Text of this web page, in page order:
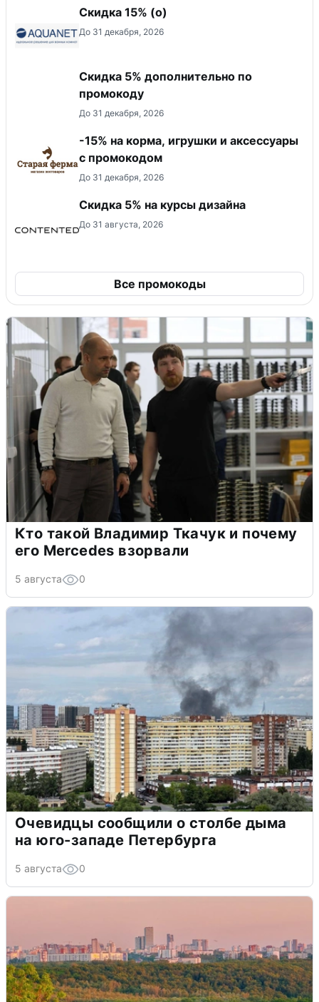
Скидка 15% (о)
До 31 декабря, 2026
Скидка 5% дополнительно по
промокоду
До 31 декабря, 2026
-15% на корма, игрушки и аксессуары
с промокодом
До 31 декабря, 2026
Скидка 5% на курсы дизайна
До 31 августа, 2026
Все промокоды
Кто такой Владимир Ткачук и почему
его Mercedes взорвали
5 августа 0
Очевидцы сообщили о столбе дыма
на юго-западе Петербурга
5 августа 0